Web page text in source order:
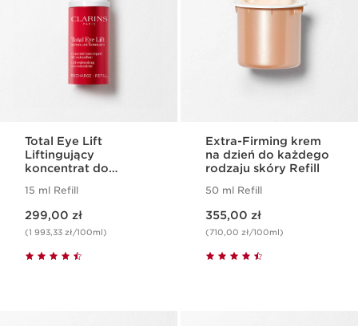
Total Eye Lift
Liftingujący
koncentrat do
oczu Refill
15 ml Refill
299,00 zł
(1 993,33 zł/100ml)
Extra-Firming krem
na dzień do każdego
rodzaju skóry Refill
50 ml Refill
355,00 zł
(710,00 zł/100ml)